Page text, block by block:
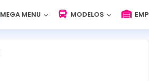
MEGA MENU MODELOS